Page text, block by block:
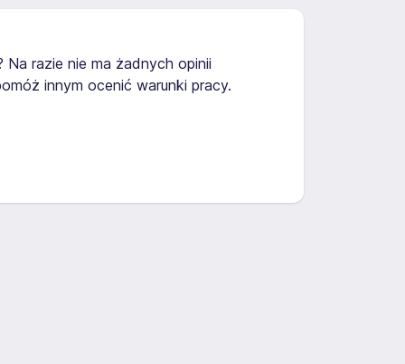
Na razie nie ma żadnych opinii
innym ocenić warunki pracy.